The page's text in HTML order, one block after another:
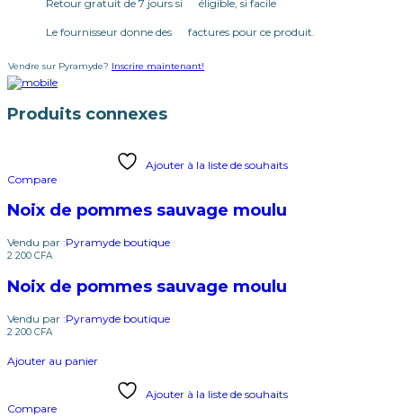
Retour gratuit de 7 jours si éligible, si facile
Le fournisseur donne des factures pour ce produit.
Vendre sur Pyramyde? Inscrire maintenant!
Produits connexes
Ajouter à la liste de souhaits
Compare
Noix de pommes sauvage moulu
Vendu par :Pyramyde boutique
2 200 CFA
Noix de pommes sauvage moulu
Vendu par :Pyramyde boutique
2 200 CFA
Ajouter au panier
Ajouter à la liste de souhaits
Compare